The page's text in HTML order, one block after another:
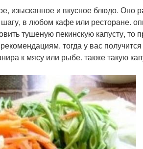
изысканное и вкусное блюдо. Оно
в любом кафе или ресторане.
тушеную пекинскую капусту, то
тогда у вас получится
к мясу или рыбе. также такую